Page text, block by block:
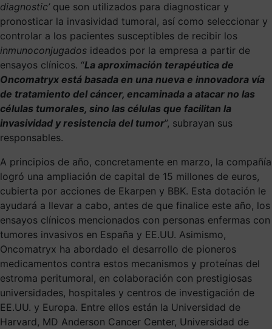
diagnostic’ que son utilizados para diagnosticar y
pronosticar la invasividad tumoral, así como seleccionar y
controlar a los pacientes susceptibles de recibir los
inmunoconjugados ideados por la empresa a partir de
ensayos clínicos. “La aproximación terapéutica de
Oncomatryx está basada en una nueva e innovadora vía
de tratamiento del cáncer, encaminada a atacar no las
células tumorales, sino las células que facilitan la
invasividad y resistencia del tumor”, subrayan sus
responsables.
A principios de año, concretamente en marzo, la compañía
logró una ampliación de capital de 15 millones de euros,
cubierta por acciones de Ekarpen y BBK. Esta dotación le
ayudará a llevar a cabo, antes de que finalice este año, los
ensayos clínicos mencionados con personas enfermas con
tumores invasivos en España y EE.UU. Asimismo,
Oncomatryx ha abordado el desarrollo de pioneros
medicamentos contra estos mecanismos y proteínas del
estroma peritumoral, en colaboración con prestigiosas
universidades, hospitales y centros de investigación de
EE.UU. y Europa. Entre ellos están la Universidad de
Harvard, MD Anderson Cancer Center, Universidad de